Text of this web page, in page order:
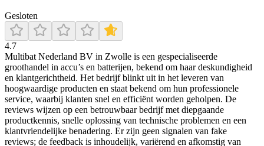
Gesloten
4.7
Multibat Nederland BV in Zwolle is een gespecialiseerde
groothandel in accu’s en batterijen, bekend om haar deskundigheid
en klantgerichtheid. Het bedrijf blinkt uit in het leveren van
hoogwaardige producten en staat bekend om hun professionele
service, waarbij klanten snel en efficiënt worden geholpen. De
reviews wijzen op een betrouwbaar bedrijf met diepgaande
productkennis, snelle oplossing van technische problemen en een
klantvriendelijke benadering. Er zijn geen signalen van fake
reviews; de feedback is inhoudelijk, variërend en afkomstig van